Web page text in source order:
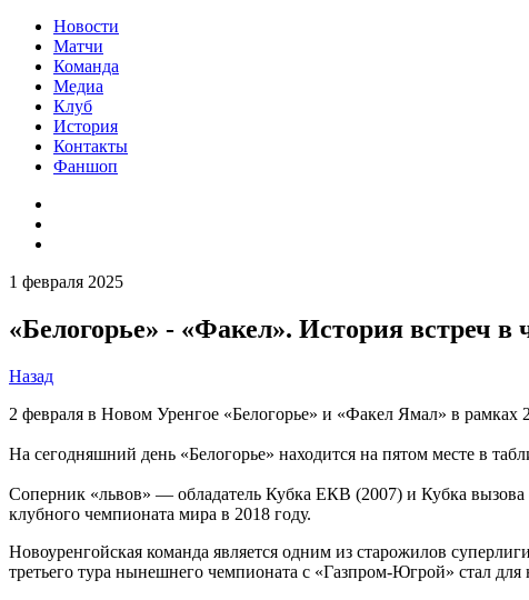
Новости
Матчи
Команда
Медиа
Клуб
История
Контакты
Фаншоп
1 февраля 2025
«Белогорье» - «Факел». История встреч в
Назад
2 февраля в Новом Уренгое «Белогорье» и «Факел Ямал» в рамках
На сегодняшний день «Белогорье» находится на пятом месте в
Соперник «львов» — обладатель Кубка ЕКВ (2007) и Кубка
клубного чемпионата мира в 2018 году.
Новоуренгойская команда является одним из старожилов
третьего тура нынешнего чемпионата с «Газпром-Югрой» стал для